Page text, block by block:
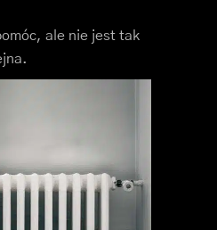
ale nie jest tak